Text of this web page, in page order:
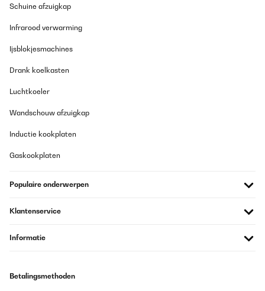
Schuine afzuigkap
Infrarood verwarming
Ijsblokjesmachines
Drank koelkasten
Luchtkoeler
Wandschouw afzuigkap
Inductie kookplaten
Gaskookplaten
Populaire onderwerpen
Klantenservice
Informatie
Betalingsmethoden